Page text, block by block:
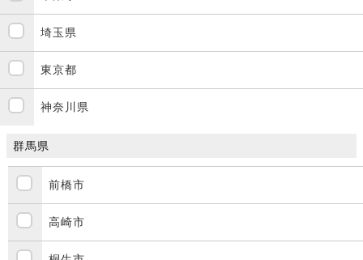
埼玉県
東京都
神奈川県
群馬県
前橋市
高崎市